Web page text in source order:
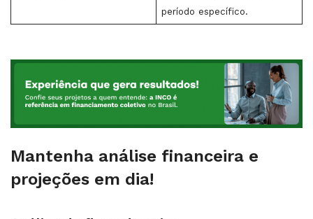
período específico.
Mantenha análise financeira e
projeções em dia!